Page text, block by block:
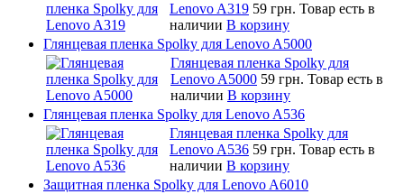
Lenovo A319 59 грн. Товар есть в
наличии В корзину
Глянцевая пленка Spolky для Lenovo A5000
Глянцевая пленка Spolky для
Lenovo A5000 59 грн. Товар есть в
наличии В корзину
Глянцевая пленка Spolky для Lenovo A536
Глянцевая пленка Spolky для
Lenovo A536 59 грн. Товар есть в
наличии В корзину
Защитная пленка Spolky для Lenovo A6010